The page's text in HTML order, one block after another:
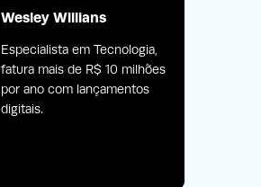
Wesley Willians
Especialista em Tecnologia,
fatura mais de R$ 10 milhões
por ano com lançamentos
digitais.